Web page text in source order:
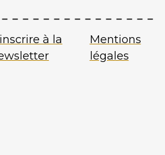
à la
Mentions
légales